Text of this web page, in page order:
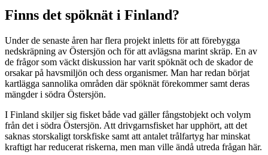
Finns det spöknät i Finland?
Under de senaste åren har flera projekt inletts för att förebygga
nedskräpning av Östersjön och för att avlägsna marint skräp. En av
de frågor som väckt diskussion har varit spöknät och de skador de
orsakar på havsmiljön och dess organismer. Man har redan börjat
kartlägga sannolika områden där spöknät förekommer samt deras
mängder i södra Östersjön.
I Finland skiljer sig fisket både vad gäller fångstobjekt och volym
från det i södra Östersjön. Att drivgarnsfisket har upphört, att det
saknas storskaligt torskfiske samt att antalet trålfartyg har minskat
kraftigt har reducerat riskerna, men man ville ändå utreda frågan här.